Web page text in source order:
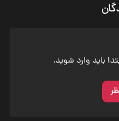
باید وارد شوید.